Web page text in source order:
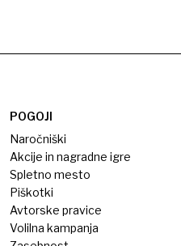
POGOJI
Naročniški
Akcije in nagradne igre
Spletno mesto
Piškotki
Avtorske pravice
Volilna kampanja